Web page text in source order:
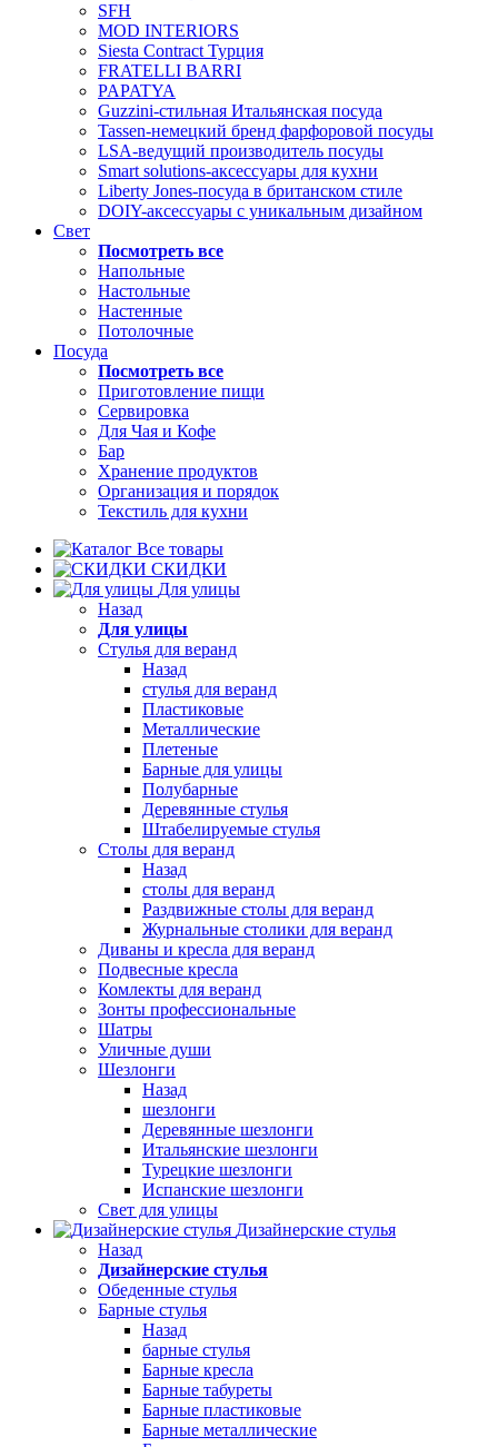
SFH
MOD INTERIORS
Siesta Contract Турция
FRATELLI BARRI
PAPATYA
Guzzini-стильная Итальянская посуда
Tassen-немецкий бренд фарфоровой посуды
LSA-ведущий производитель посуды
Smart solutions-аксессуары для кухни
Liberty Jones-посуда в британском стиле
DOIY-аксессуары с уникальным дизайном
Свет
Посмотреть все
Напольные
Настольные
Настенные
Потолочные
Посуда
Посмотреть все
Приготовление пищи
Сервировка
Для Чая и Кофе
Бар
Хранение продуктов
Организация и порядок
Текстиль для кухни
Все товары
СКИДКИ
Для улицы
Назад
Для улицы
Стулья для веранд
Назад
стулья для веранд
Пластиковые
Металлические
Плетеные
Барные для улицы
Полубарные
Деревянные стулья
Штабелируемые стулья
Столы для веранд
Назад
столы для веранд
Раздвижные столы для веранд
Журнальные столики для веранд
Диваны и кресла для веранд
Подвесные кресла
Комлекты для веранд
Зонты профессиональные
Шатры
Уличные души
Шезлонги
Назад
шезлонги
Деревянные шезлонги
Итальянские шезлонги
Турецкие шезлонги
Испанские шезлонги
Свет для улицы
Дизайнерские стулья
Назад
Дизайнерские стулья
Обеденные стулья
Барные стулья
Назад
барные стулья
Барные кресла
Барные табуреты
Барные пластиковые
Барные металлические